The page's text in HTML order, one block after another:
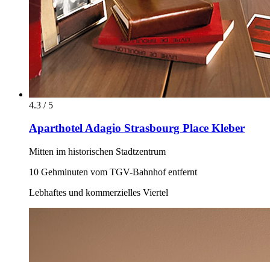
4.3 / 5
Aparthotel Adagio Strasbourg Place Kleber
Mitten im historischen Stadtzentrum
10 Gehminuten vom TGV-Bahnhof entfernt
Lebhaftes und kommerzielles Viertel